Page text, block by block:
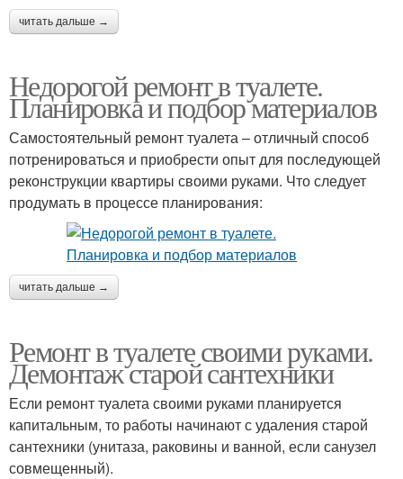
читать дальше →
Недорогой ремонт в туалете.
Планировка и подбор материалов
Самостоятельный ремонт туалета – отличный способ
потренироваться и приобрести опыт для последующей
реконструкции квартиры своими руками. Что следует
продумать в процессе планирования:
читать дальше →
Ремонт в туалете своими руками.
Демонтаж старой сантехники
Если ремонт туалета своими руками планируется
капитальным, то работы начинают с удаления старой
сантехники (унитаза, раковины и ванной, если санузел
совмещенный).